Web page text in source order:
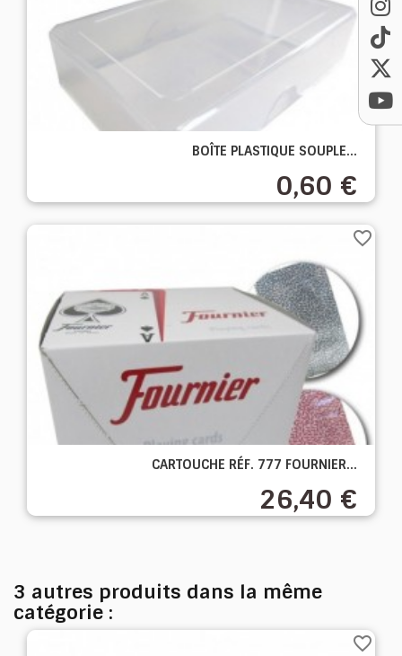
BOÎTE PLASTIQUE SOUPLE...
0,60 €
CARTOUCHE RÉF. 777 FOURNIER...
26,40 €
favorite_border
3 autres produits dans la même
catégorie :
favorite_border